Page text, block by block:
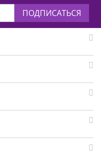
ПОДПИСАТЬСЯ